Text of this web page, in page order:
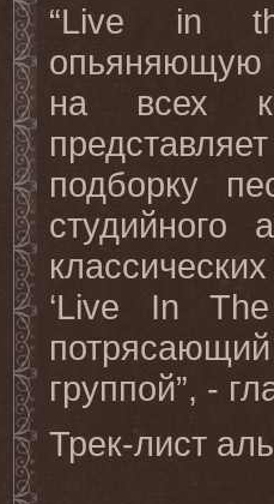
“Live in
опьяняющую
на всех
подборку
студийного
‘Live In
The
группой”, -
Трек-лист